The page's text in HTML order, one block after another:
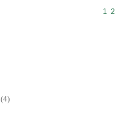
1 2
(4)